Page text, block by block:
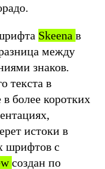
Skeena в
между
знаков.
текста в
более коротких
истоки в
шрифтов с
создан по